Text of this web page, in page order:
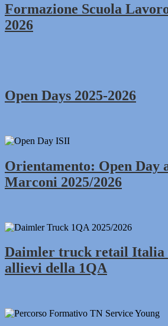
Formazione Scuola
2026
Open Days 2025-2026
Orientamento: Open Day
Marconi 2025/2026
Daimler truck retail Italia
allievi della 1QA